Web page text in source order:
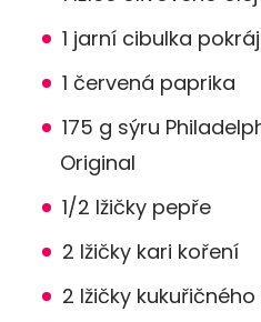
1 jarní cibulka
1 červená paprika
175 g sýru
Original
1/2 lžičky pepře
2 lžičky kari koření
2 lžičky